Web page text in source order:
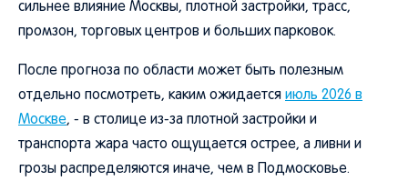
сильнее влияние Москвы, плотной застройки, трасс,
промзон, торговых центров и больших парковок.
После прогноза по области может быть полезным
отдельно посмотреть, каким ожидается июль 2026 в
Москве, - в столице из-за плотной застройки и
транспорта жара часто ощущается острее, а ливни и
грозы распределяются иначе, чем в Подмосковье.